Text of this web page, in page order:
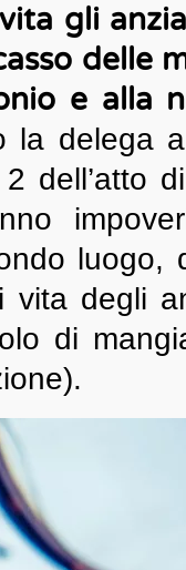
gli
delle
e alla
la delega
dell’atto
luogo,
degli
di